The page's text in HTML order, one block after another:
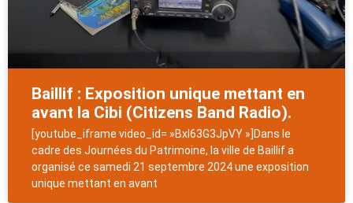
Baillif : Exposition unique mettant en
avant la Cibi (Citizens Band Radio).
[youtube_iframe video_id= »BxI63G3JpVY »]Dans le
cadre des Journées du Patrimoine, la ville de Baillif a
organisé ce samedi 21 septembre 2024 une exposition
unique mettant en avant